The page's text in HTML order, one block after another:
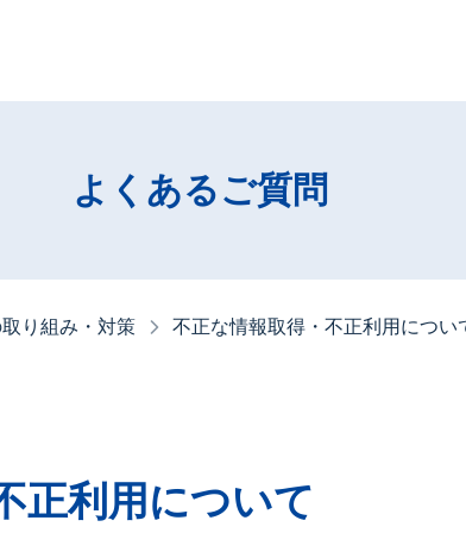
よくあるご質問
り組み・対策 不正な情報取得・不正利用につい
正利用について